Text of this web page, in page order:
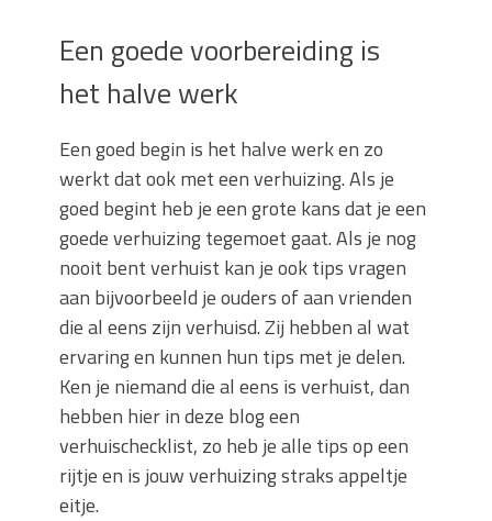
Een goede voorbereiding is
het halve werk
Een goed begin is het halve werk en zo
werkt dat ook met een verhuizing. Als je
goed begint heb je een grote kans dat je een
goede verhuizing tegemoet gaat. Als je nog
nooit bent verhuist kan je ook tips vragen
aan bijvoorbeeld je ouders of aan vrienden
die al eens zijn verhuisd. Zij hebben al wat
ervaring en kunnen hun tips met je delen.
Ken je niemand die al eens is verhuist, dan
hebben hier in deze blog een
verhuischecklist, zo heb je alle tips op een
rijtje en is jouw verhuizing straks appeltje
eitje.